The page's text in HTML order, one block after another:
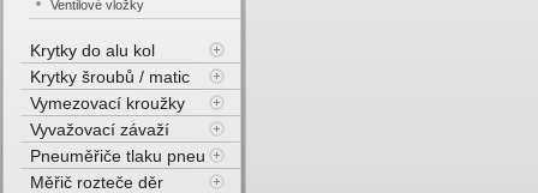
Ventilové vložky
Krytky do alu kol
Krytky šroubů / matic
Vymezovací kroužky
Vyvažovací závaží
Pneuměřiče tlaku pneu
Měřič rozteče děr